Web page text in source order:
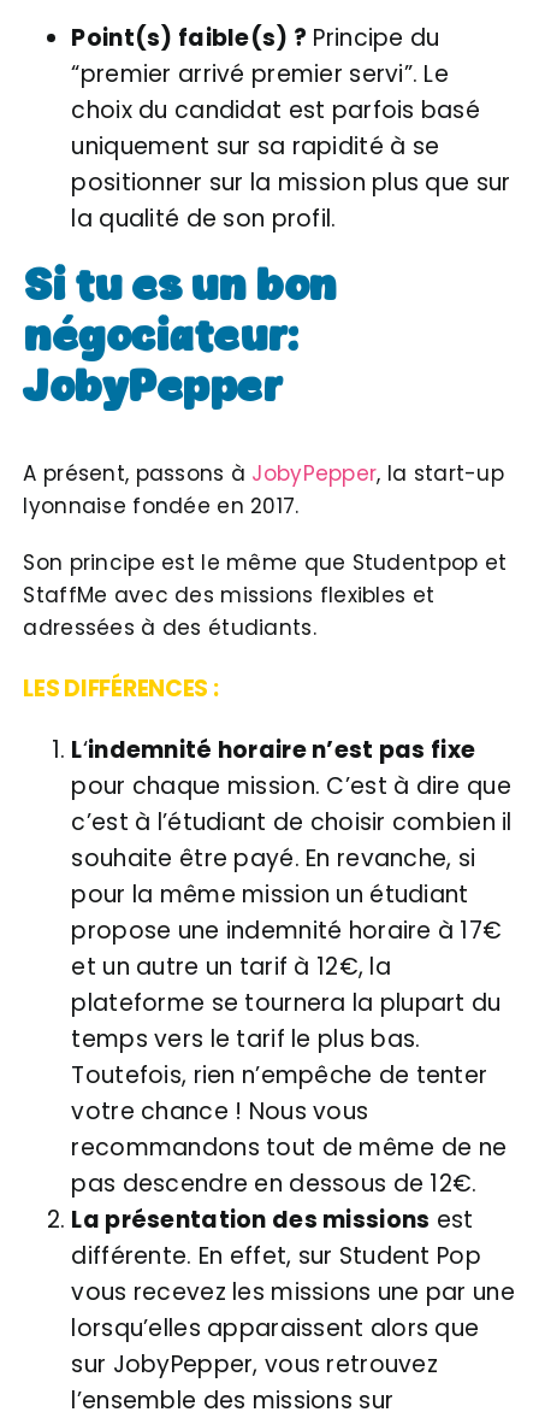
Point(s) faible(s) ? Principe du
“premier arrivé premier servi”. Le
choix du candidat est parfois basé
uniquement sur sa rapidité à se
positionner sur la mission plus que sur
la qualité de son profil.
Si tu es un bon
négociateur:
JobyPepper
A présent, passons à JobyPepper, la start-up
lyonnaise fondée en 2017.
Son principe est le même que Studentpop et
StaffMe avec des missions flexibles et
adressées à des étudiants.
LES DIFFÉRENCES :
L‘indemnité horaire n’est pas fixe
pour chaque mission. C’est à dire que
c’est à l’étudiant de choisir combien il
souhaite être payé. En revanche, si
pour la même mission un étudiant
propose une indemnité horaire à 17€
et un autre un tarif à 12€, la
plateforme se tournera la plupart du
temps vers le tarif le plus bas.
Toutefois, rien n’empêche de tenter
votre chance ! Nous vous
recommandons tout de même de ne
pas descendre en dessous de 12€.
La présentation des missions est
différente. En effet, sur Student Pop
vous recevez les missions une par une
lorsqu’elles apparaissent alors que
sur JobyPepper, vous retrouvez
l’ensemble des missions sur